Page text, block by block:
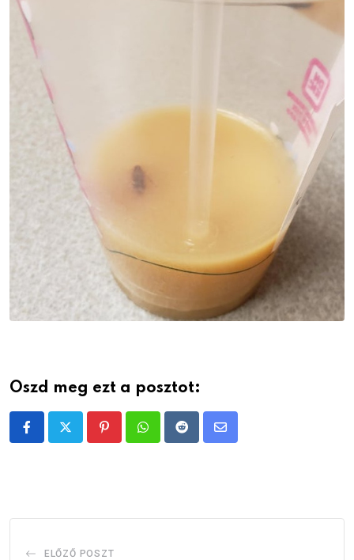
Oszd meg ezt a posztot:
PinterestWhatsappRedditShare
ELŐZŐ POSZT